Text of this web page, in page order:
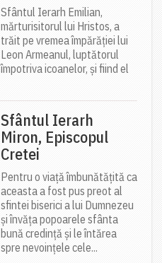
Sfântul Ierarh Emilian,
mărturisitorul lui Hristos, a
trăit pe vremea împărăției lui
Leon Armeanul, luptătorul
împotriva icoanelor, și fiind el
Sfântul Ierarh
Miron, Episcopul
Cretei
Pentru o viață îmbunătățită ca
aceasta a fost pus preot al
sfintei biserici a lui Dumnezeu
și învăța popoarele sfânta
bună credință și le întărea
spre nevoințele cele...